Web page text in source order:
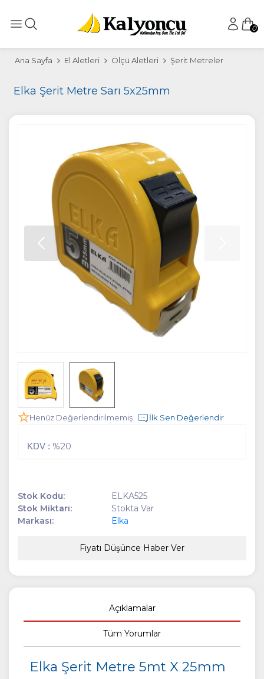
0
Ana Sayfa El Aletleri Ölçü Aletleri Şerit Metreler
Elka Şerit Metre Sarı 5x25mm
Henüz Değerlendirilmemiş İlk Sen Değerlendir
KDV : %20
Stok Kodu:
ELKA525
Stok Miktarı:
Stokta Var
Markası:
Elka
Fiyatı Düşünce Haber Ver
Açıklamalar
Tüm Yorumlar
Elka Şerit Metre 5mt X 25mm